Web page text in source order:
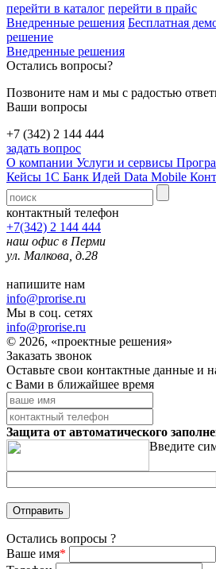
перейти в каталог перейти в прайс
Внедренные решения Бесплатная
решение
Внедренные решения
Остались вопросы?
Позвоните нам и мы с радостью
Ваши вопросы
+7 (342) 2 144 444
задать вопрос
О компании Услуги и сервисы
Кейсы 1С Банк Идей Data Mobile
контактный телефон
+7(342) 2 144 444
наш офис в Перми
ул. Малкова, д.28
напишите нам
info@prorise.ru
Мы в соц. сетях
info@prorise.ru
© 2026, «проектные решения»
Заказать звонок
Оставьте свои контактные данные и
с Вами в ближайшее время
Защита от автоматического
Введите
Остались вопросы ?
Ваше имя*